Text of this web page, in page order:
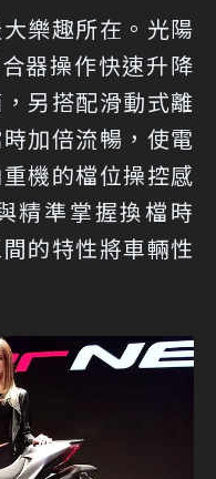
樂趣所在。光陽
器操作快速升降
另搭配滑動式離
加倍流暢，使電
機的檔位操控感
精準掌握換檔時
的特性將車輛性